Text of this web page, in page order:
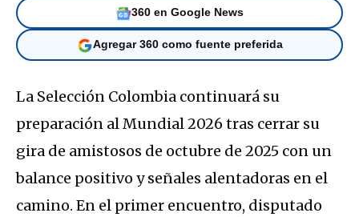
360 en Google News
Agregar 360 como fuente preferida
La Selección Colombia continuará su
preparación al Mundial 2026 tras cerrar su
gira de amistosos de octubre de 2025 con un
balance positivo y señales alentadoras en el
camino. En el primer encuentro, disputado